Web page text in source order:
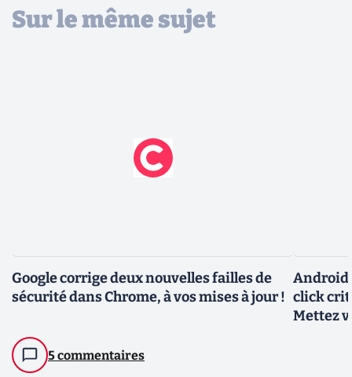
Sur le même sujet
Google corrige deux nouvelles failles de
sécurité dans Chrome, à vos mises à jour !
5 commentaires
Android
click
Mettez